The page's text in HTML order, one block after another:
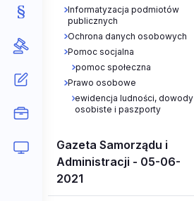
Informatyzacja podmiotów
publicznych
Ochrona danych osobowych
Pomoc socjalna
pomoc społeczna
Prawo osobowe
ewidencja ludności, dowody
osobiste i paszporty
Gazeta Samorządu i
Administracji - 05-06-
2021